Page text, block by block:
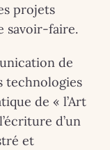
projets
savoir-faire.
de
technologies
de « l’Art
d’un
et